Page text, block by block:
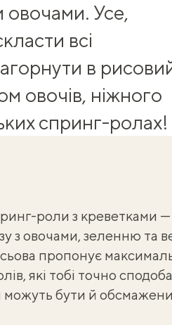
овочами. Усе,
всі
в
овочів, ніжного
спринг-ролах!
роли з креветками —
з овочами, зеленню та
пропонує
які тобі точно
можуть бути й